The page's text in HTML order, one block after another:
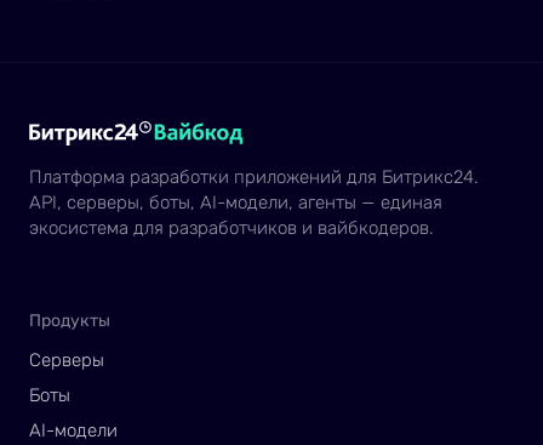
Платформа разработки приложений для Битрикс24.
API, серверы, боты, AI-модели, агенты — единая
экосистема для разработчиков и вайбкодеров.
Продукты
Серверы
Боты
AI-модели